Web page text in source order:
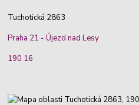
Tuchotická 2863
Praha 21 - Újezd nad Lesy
190 16